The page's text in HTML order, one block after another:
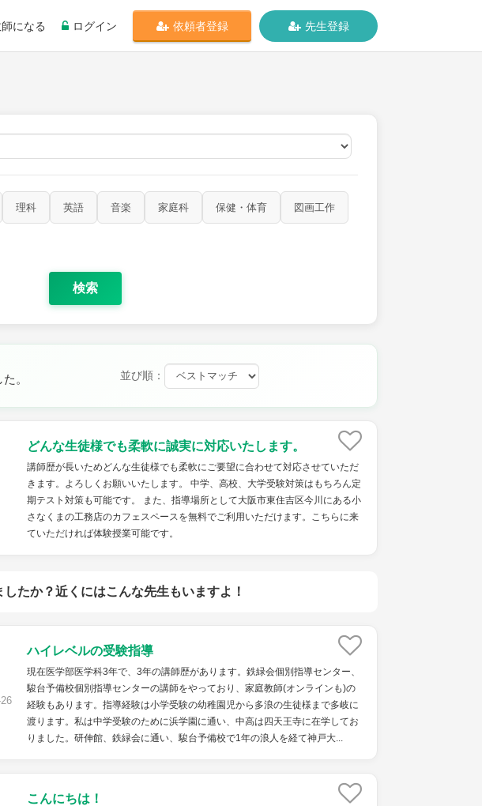
になる ログイン 依頼者登録 先生登録
理科 英語 音楽 家庭科 保健・体育 図画工作
検索
。 並び順：
どんな生徒様でも柔軟に誠実に対応いたします。
講師歴が長いためどんな生徒様でも柔軟にご要望に合わせて対応させていただ
きます。よろしくお願いいたします。 中学、高校、大学受験対策はもちろん定
期テスト対策も可能です。 また、指導場所として大阪市東住吉区今川にある小
さなくまの工務店のカフェスペースを無料でご利用いただけます。こちらに来
ていただければ体験授業可能です。
たか？近くにはこんな先生もいますよ！
ハイレベルの受験指導
現在医学部医学科3年で、3年の講師歴があります。鉄緑会個別指導センター、
駿台予備校個別指導センターの講師をやっており、家庭教師(オンラインも)の
経験もあります。指導経験は小学受験の幼稚園児から多浪の生徒様まで多岐に
渡ります。私は中学受験のために浜学園に通い、中高は四天王寺に在学してお
りました。研伸館、鉄緑会に通い、駿台予備校で1年の浪人を経て神戸大...
こんにちは！